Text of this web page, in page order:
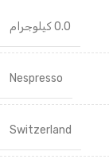
0.0 كيلوجرام
Nespresso
Switzerland